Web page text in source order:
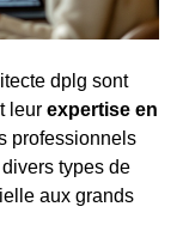
dplg sont
leur expertise en
professionnels
types de
aux grands